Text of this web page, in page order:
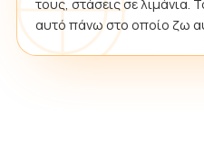
τους, στάσεις σε λιμάνια.
αυτό πάνω στο οποίο ζω